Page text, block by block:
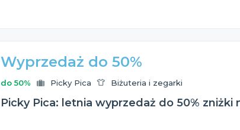
Wyprzedaż do 50%
do 50% Picky Pica Biżuteria i zegarki
Picky Pica: letnia wyprzedaż do 50% zniżki